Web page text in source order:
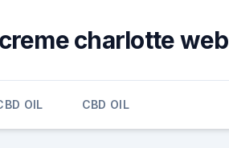
charlotte web
OIL CBD OIL